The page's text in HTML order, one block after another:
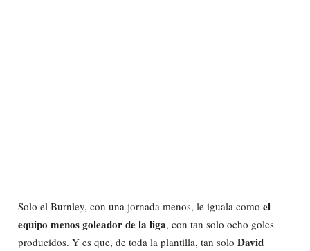
Solo el Burnley, con una jornada menos, le iguala como el
equipo menos goleador de la liga, con tan solo ocho goles
producidos. Y es que, de toda la plantilla, tan solo David